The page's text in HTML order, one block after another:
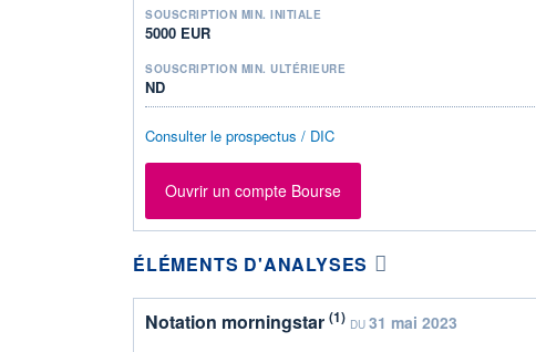
SOUSCRIPTION MIN. INITIALE
5000 EUR
SOUSCRIPTION MIN. ULTÉRIEURE
ND
Consulter le prospectus / DIC
Ouvrir un compte Bourse
ÉLÉMENTS D'ANALYSES
Notation morningstar (1) DU 31 mai 2023